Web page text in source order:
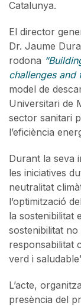
Catalunya.
El director
Dr. Jaume
rodona
challenges and
model de
Universitari de
sector sanitari
l’eficiència
Durant la seva
les iniciatives
neutralitat
l’optimització
la sostenibilitat
sostenibilitat
responsabilitat
verd i
L’acte,
presència del